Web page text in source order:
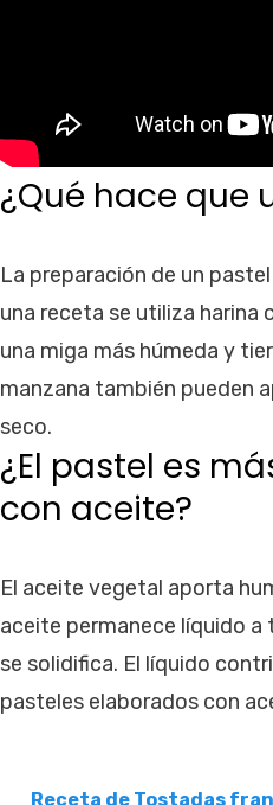
¿Qué hace que
La preparación de un
una receta se utiliza harina
una miga más húmeda y
manzana también pueden
seco.
¿El pastel es
con aceite?
El aceite vegetal aporta
aceite permanece líquido
se solidifica. El líquido
pasteles elaborados con
Receta de Tostadas